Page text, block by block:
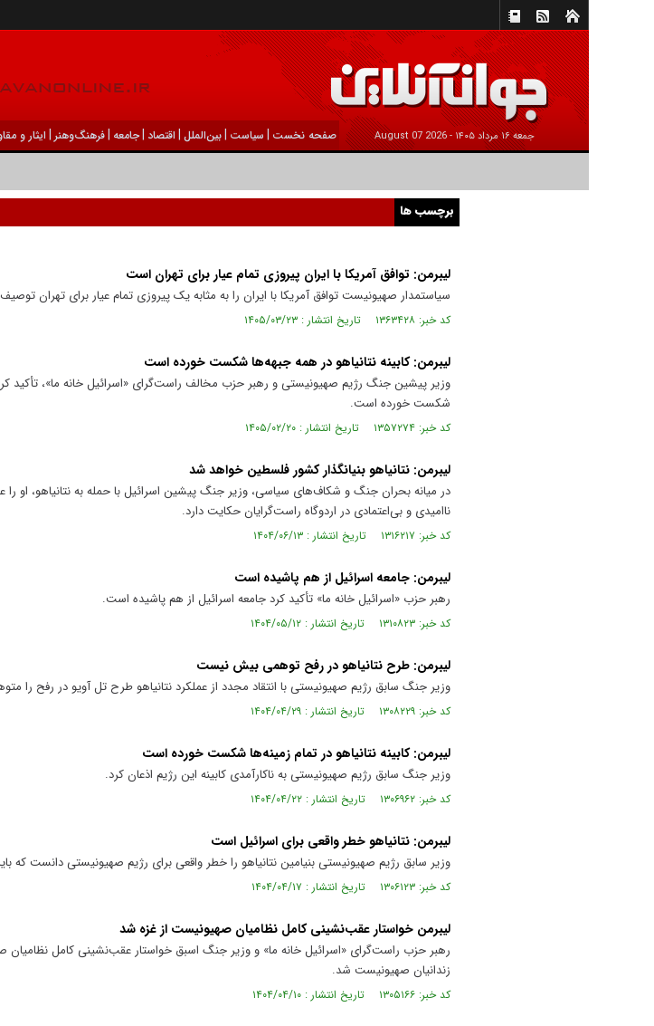
جمعه ۱۶ مرداد ۱۴۰۵ - 2026 August 07 صفحه نخست | سیاست |بين‌الملل | اقتصاد |جامعه |فرهنگ‌و‌هنر | ایثار و
برچسب ها
لیبرمن: توافق آمریکا با ایران پیروزی تمام عیار برای تهران است
سیاستمدار صهیونیست توافق آمریکا با ایران را به مثابه یک پیروزی تمام عیار برای تهران
کد خبر: ۱۳۶۳۴۲۸ تاریخ انتشار : ۱۴۰۵/۰۳/۲۳
لیبرمن: کابینه نتانیاهو در همه جبهه‌ها شکست خورده است
وزیر پیشین جنگ رژیم صهیونیستی و رهبر حزب مخالف راست‌گرای «اسرائیل خانه ما»، تأکید
شکست خورده است.
کد خبر: ۱۳۵۷۲۷۴ تاریخ انتشار : ۱۴۰۵/۰۲/۲۰
لیبرمن: نتانیاهو بنیانگذار کشور فلسطین خواهد شد
در میانه بحران جنگ و شکاف‌های سیاسی، وزیر جنگ پیشین اسرائیل با حمله به نتانیاهو، او
ناامیدی و بی‌اعتمادی در اردوگاه راست‌گرایان حکایت دارد.
کد خبر: ۱۳۱۶۲۱۷ تاریخ انتشار : ۱۴۰۴/۰۶/۱۳
لیبرمن: جامعه اسرائیل از هم پاشیده است
رهبر حزب «اسرائیل خانه ما» تأکید کرد جامعه اسرائیل از هم پاشیده است.
کد خبر: ۱۳۱۰۸۲۳ تاریخ انتشار : ۱۴۰۴/۰۵/۱۲
لیبرمن: طرح نتانیاهو در رفح توهمی بیش نیست
وزیر جنگ سابق رژیم صهیونیستی با انتقاد مجدد از عملکرد نتانیاهو طرح تل آویو در رفح را
کد خبر: ۱۳۰۸۲۲۹ تاریخ انتشار : ۱۴۰۴/۰۴/۲۹
لیبرمن: کابینه نتانیاهو در تمام زمینه‌ها شکست خورده است
وزیر جنگ سابق رژیم صهیونیستی به ناکارآمدی کابینه این رژیم اذعان کرد.
کد خبر: ۱۳۰۶۹۶۲ تاریخ انتشار : ۱۴۰۴/۰۴/۲۲
لیبرمن: نتانیاهو خطر واقعی برای اسرائیل است
وزیر سابق رژیم صهیونیستی بنیامین نتانیاهو را خطر واقعی برای رژیم صهیونیستی دانست که
کد خبر: ۱۳۰۶۱۲۳ تاریخ انتشار : ۱۴۰۴/۰۴/۱۷
لیبرمن خواستار عقب‌نشینی کامل نظامیان صهیونیست از غزه شد
رهبر حزب راست‌گرای «اسرائیل خانه ما» و وزیر جنگ اسبق خواستار عقب‌نشینی کامل نظامیان
زندانیان صهیونیست شد.
کد خبر: ۱۳۰۵۱۶۶ تاریخ انتشار : ۱۴۰۴/۰۴/۱۰